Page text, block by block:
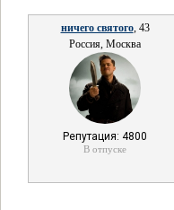
ничего святого, 43
Россия, Москва
Репутация: 4800
В отпуске